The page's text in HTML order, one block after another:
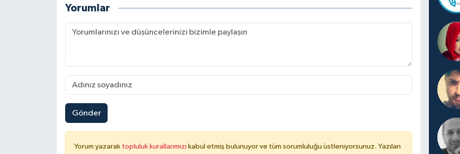
Yorumlar
Gönder
Yorum yazarak topluluk kurallarımızı kabul etmiş bulunuyor ve tüm sorumluluğu üstleniyorsunuz. Yazılan